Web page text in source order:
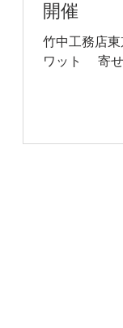
開催
竹中工務店東京本店 ギャ
ワッ